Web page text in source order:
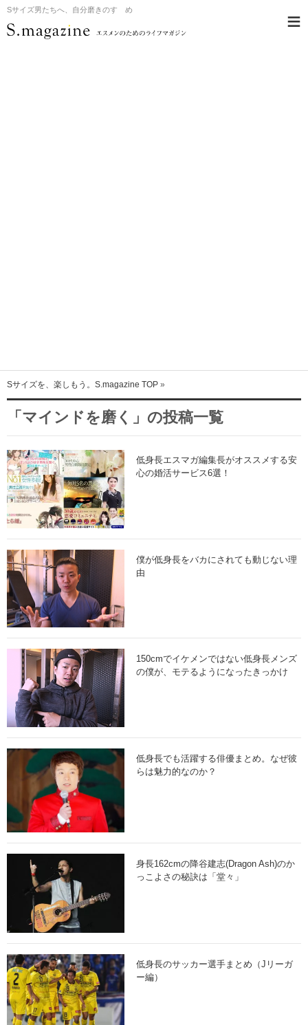
Sサイズ男たちへ、自分磨きのすゝめ ≡
トップ
注目記事
人気記事
ファッション特集
カラダを磨く
ビジネス力を磨く
お問い合わせ
Sサイズを、楽しもう。S.magazine TOP »
「マインドを磨く」の投稿一覧
低身長エスマガ編集長がオススメする安
心の婚活サービス6選！
僕が低身長をバカにされても動じない理
由
150cmでイケメンではない低身長メンズ
の僕が、モテるようになったきっかけ
低身長でも活躍する俳優まとめ。なぜ彼
らは魅力的なのか？
身長162cmの降谷建志(Dragon Ash)のか
っこよさの秘訣は「堂々」
低身長のサッカー選手まとめ（Jリーガ
ー編）